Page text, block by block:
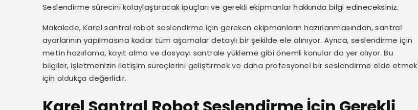
Seslendirme sürecini kolaylaştıracak ipuçları ve gerekli ekipmanlar hakkında bilgi edineceksiniz.
Makalede, Karel santral robot seslendirme için gereken ekipmanların hazırlanmasından, santral
ayarlarının yapılmasına kadar tüm aşamalar detaylı bir şekilde ele alınıyor. Ayrıca, seslendirme için
metin hazırlama, kayıt alma ve dosyayı santrale yükleme gibi önemli konular da yer alıyor. Bu
bilgiler, işletmenizin iletişim süreçlerini geliştirmek ve daha profesyonel bir seslendirme elde etmek
için oldukça değerlidir.